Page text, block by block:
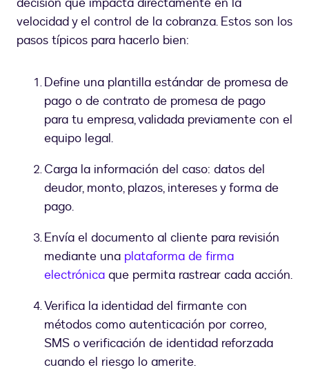
velocidad y el control de la cobranza. Estos son los
pasos típicos para hacerlo bien:
Define una plantilla estándar de promesa de
pago o de contrato de promesa de pago
para tu empresa, validada previamente con el
equipo legal.
Carga la información del caso: datos del
deudor, monto, plazos, intereses y forma de
pago.
Envía el documento al cliente para revisión
mediante una plataforma de firma
electrónica que permita rastrear cada acción.
Verifica la identidad del firmante con
métodos como autenticación por correo,
SMS o verificación de identidad reforzada
cuando el riesgo lo amerite.